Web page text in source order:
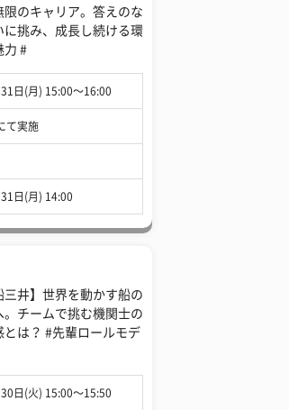
限のキャリア。答えのな
に挑み、成長し続ける環
力 #
日(月) 15:00〜16:00
て実施
日(月) 14:00
三井】世界を動かす船の
。チームで挑む機関士の
とは？ #先輩ロールモデ
日(火) 15:00〜15:50